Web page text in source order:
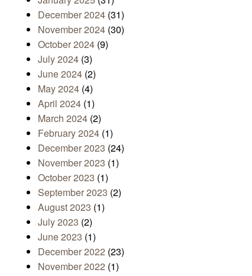
December 2024 (31)
November 2024 (30)
October 2024 (9)
July 2024 (3)
June 2024 (2)
May 2024 (4)
April 2024 (1)
March 2024 (2)
February 2024 (1)
December 2023 (24)
November 2023 (1)
October 2023 (1)
September 2023 (2)
August 2023 (1)
July 2023 (2)
June 2023 (1)
December 2022 (23)
November 2022 (1)